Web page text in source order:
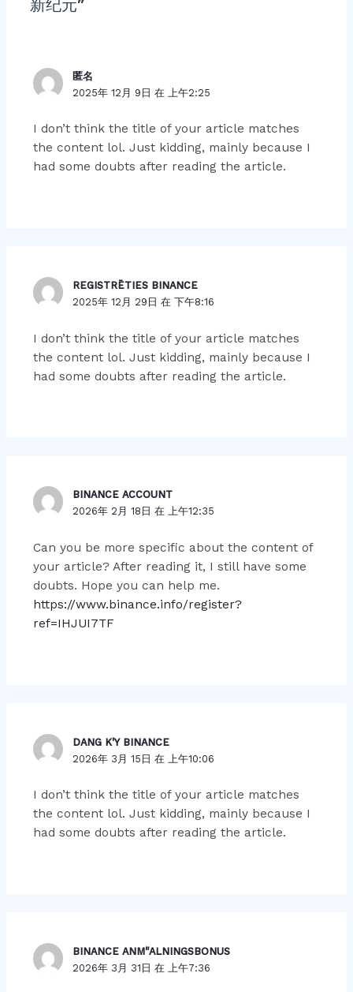
匿名
2025年 12月 9日 在 上午2:25
I don’t think the title of your article matches
the content lol. Just kidding, mainly because I
had some doubts after reading the article.
REGISTRĒTIES BINANCE
2025年 12月 29日 在 下午8:16
I don’t think the title of your article matches
the content lol. Just kidding, mainly because I
had some doubts after reading the article.
BINANCE ACCOUNT
2026年 2月 18日 在 上午12:35
Can you be more specific about the content of
your article? After reading it, I still have some
doubts. Hope you can help me.
https://www.binance.info/register?
ref=IHJUI7TF
DANG K'Y BINANCE
2026年 3月 15日 在 上午10:06
I don’t think the title of your article matches
the content lol. Just kidding, mainly because I
had some doubts after reading the article.
BINANCE ANM"ALNINGSBONUS
2026年 3月 31日 在 上午7:36